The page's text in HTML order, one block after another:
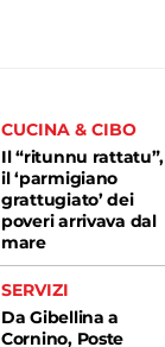
CUCINA & CIBO
Il “ritunnu rattatu”,
il ‘parmigiano
grattugiato’ dei
poveri arrivava dal
mare
SERVIZI
Da Gibellina a
Cornino, Poste